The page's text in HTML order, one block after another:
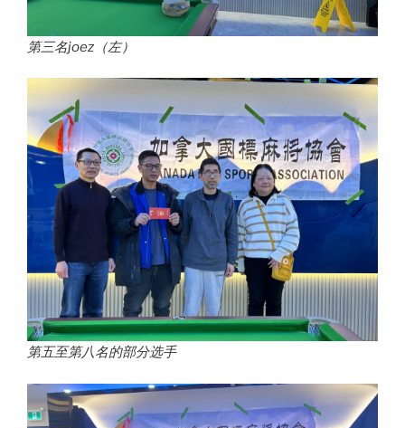
第三名joez（左）
第五至第八名的部分选手